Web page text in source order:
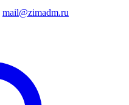
mail@zimadm.ru